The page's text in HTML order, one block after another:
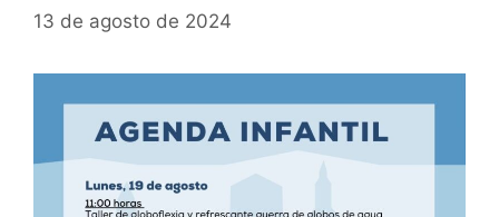
13 de agosto de 2024